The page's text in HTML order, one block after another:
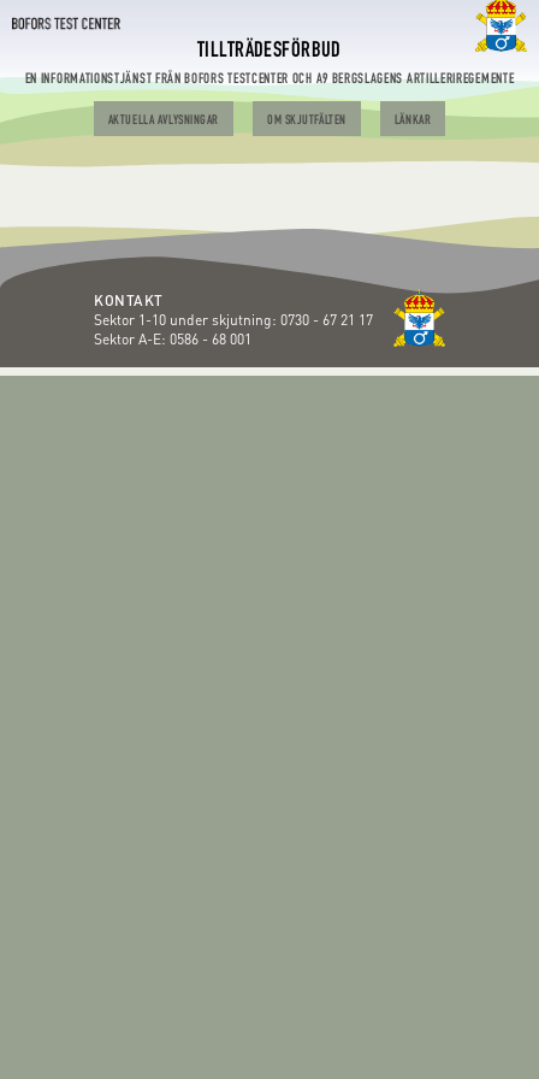
TILLTRÄDESFÖRBUD
EN INFORMATIONSTJÄNST FRÅN BOFORS TESTCENTER OCH A9 BERGSLAGENS ARTILLERIREGEMENTE
AKTUELLA AVLYSNINGAR OM SKJUTFÄLTEN LÄNKAR
KONTAKT
Sektor 1-10 under skjutning: 0730 - 67 21 17
Sektor A-E: 0586 - 68 001